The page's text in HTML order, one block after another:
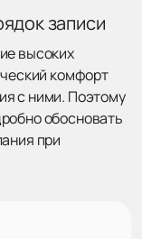
записи
высоких
комфорт
с ними. Поэтому
обосновать
при